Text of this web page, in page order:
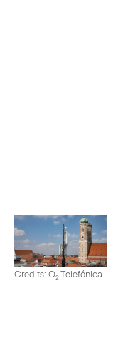
Credits: O2Telefónica